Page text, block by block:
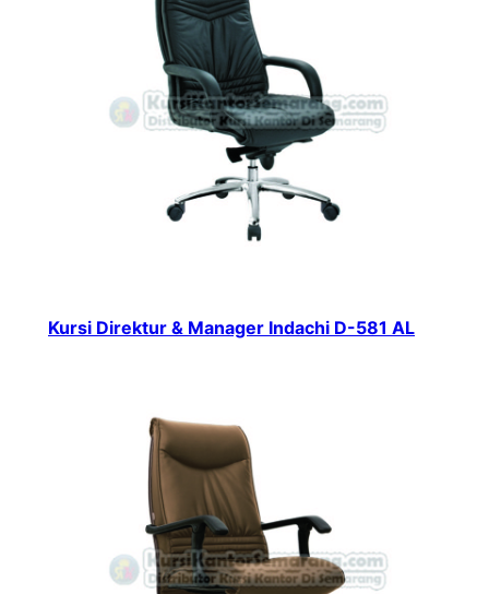
Kursi Direktur & Manager Indachi D-581 AL